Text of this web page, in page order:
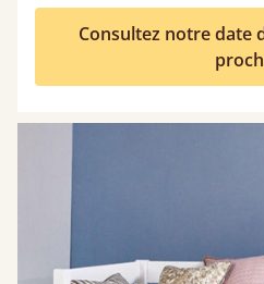
Consultez notre date